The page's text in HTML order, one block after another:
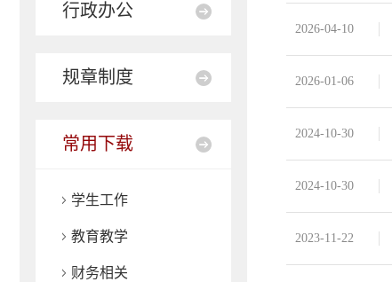
行政办公
规章制度
常用下载
学生工作
教育教学
财务相关
2026-04-10
2026-01-06
2024-10-30
2024-10-30
2023-11-22